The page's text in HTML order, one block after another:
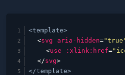
<template>
<svg aria-hidden=
<use :xlink:href=
</svg>
</template>